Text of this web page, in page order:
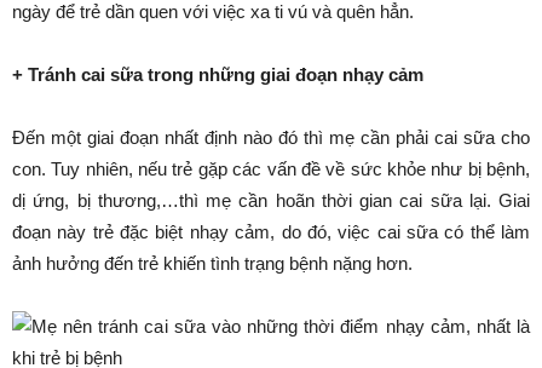
ngày để trẻ dần quen với việc xa ti vú và quên hẳn.
+ Tránh cai sữa trong những giai đoạn nhạy cảm
Đến một giai đoạn nhất định nào đó thì mẹ cần phải cai sữa cho
con. Tuy nhiên, nếu trẻ gặp các vấn đề về sức khỏe như bị bệnh,
dị ứng, bị thương,…thì mẹ cần hoãn thời gian cai sữa lại. Giai
đoạn này trẻ đặc biệt nhạy cảm, do đó, việc cai sữa có thể làm
ảnh hưởng đến trẻ khiến tình trạng bệnh nặng hơn.